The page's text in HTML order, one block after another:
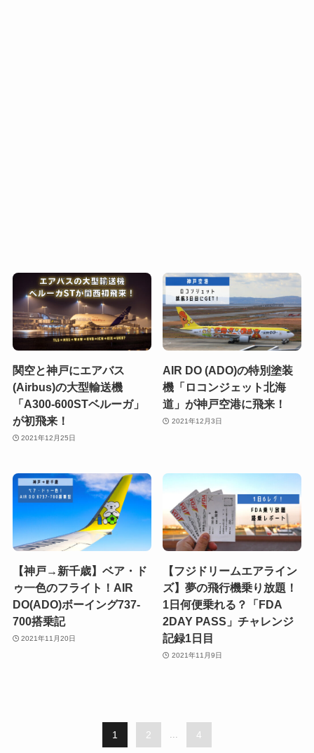
関空と神戸にエアバス
(Airbus)の大型輸送機
「A300-600STベルーガ」
が初飛来！
2021年12月25日
AIR DO (ADO)の特別塗装
機「ロコンジェット北海
道」が神戸空港に飛来！
2021年12月3日
【神戸→新千歳】ベア・ド
ゥ一色のフライト！AIR
DO(ADO)ボーイング737-
700搭乗記
2021年11月20日
【フジドリームエアライン
ズ】夢の飛行機乗り放題！
1日何便乗れる？「FDA
2DAY PASS」チャレンジ
記録1日目
2021年11月9日
1 2 ... 4